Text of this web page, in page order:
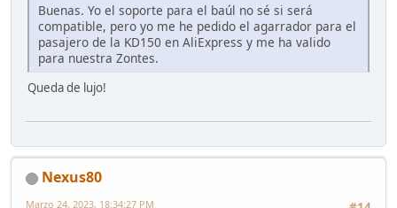
Buenas. Yo el soporte para el baúl no sé si será
compatible, pero yo me he pedido el agarrador para el
pasajero de la KD150 en AliExpress y me ha valido
para nuestra Zontes.
Queda de lujo!
Nexus80
Marzo 24, 2023, 18:34:27 PM